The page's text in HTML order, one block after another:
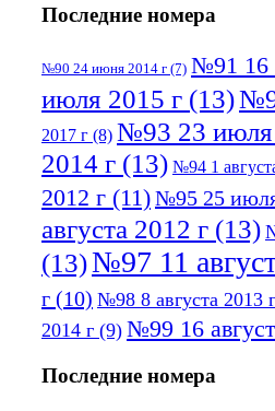
Последние номера
№90 24 июня 2014 г (7) №91 16
июля 2015 г (13)
2017 г (8) №93 23 июля
2014 г (13) №94 1
2012 г (11)№95 25
августа 2012 г (13)
(13)№97 11
г (10) №98 8 августа 2013 г
2014 г (9) №99 16
Последние номера